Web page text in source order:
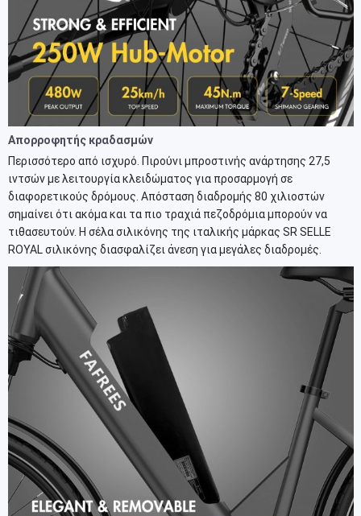
Απορροφητής κραδασμών
Περισσότερο από ισχυρό. Πιρούνι μπροστινής ανάρτησης 27,5
ιντσών με λειτουργία κλειδώματος για προσαρμογή σε
διαφορετικούς δρόμους. Απόσταση διαδρομής 80 χιλιοστών
σημαίνει ότι ακόμα και τα πιο τραχιά πεζοδρόμια μπορούν να
τιθασευτούν. Η σέλα σιλικόνης της ιταλικής μάρκας SR SELLE
ROYAL σιλικόνης διασφαλίζει άνεση για μεγάλες διαδρομές.